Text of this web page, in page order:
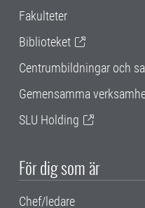
Fakulteter
Biblioteket
Centrumbildningar och
Gemensamma
SLU Holding
För dig som är
Chef/ledare